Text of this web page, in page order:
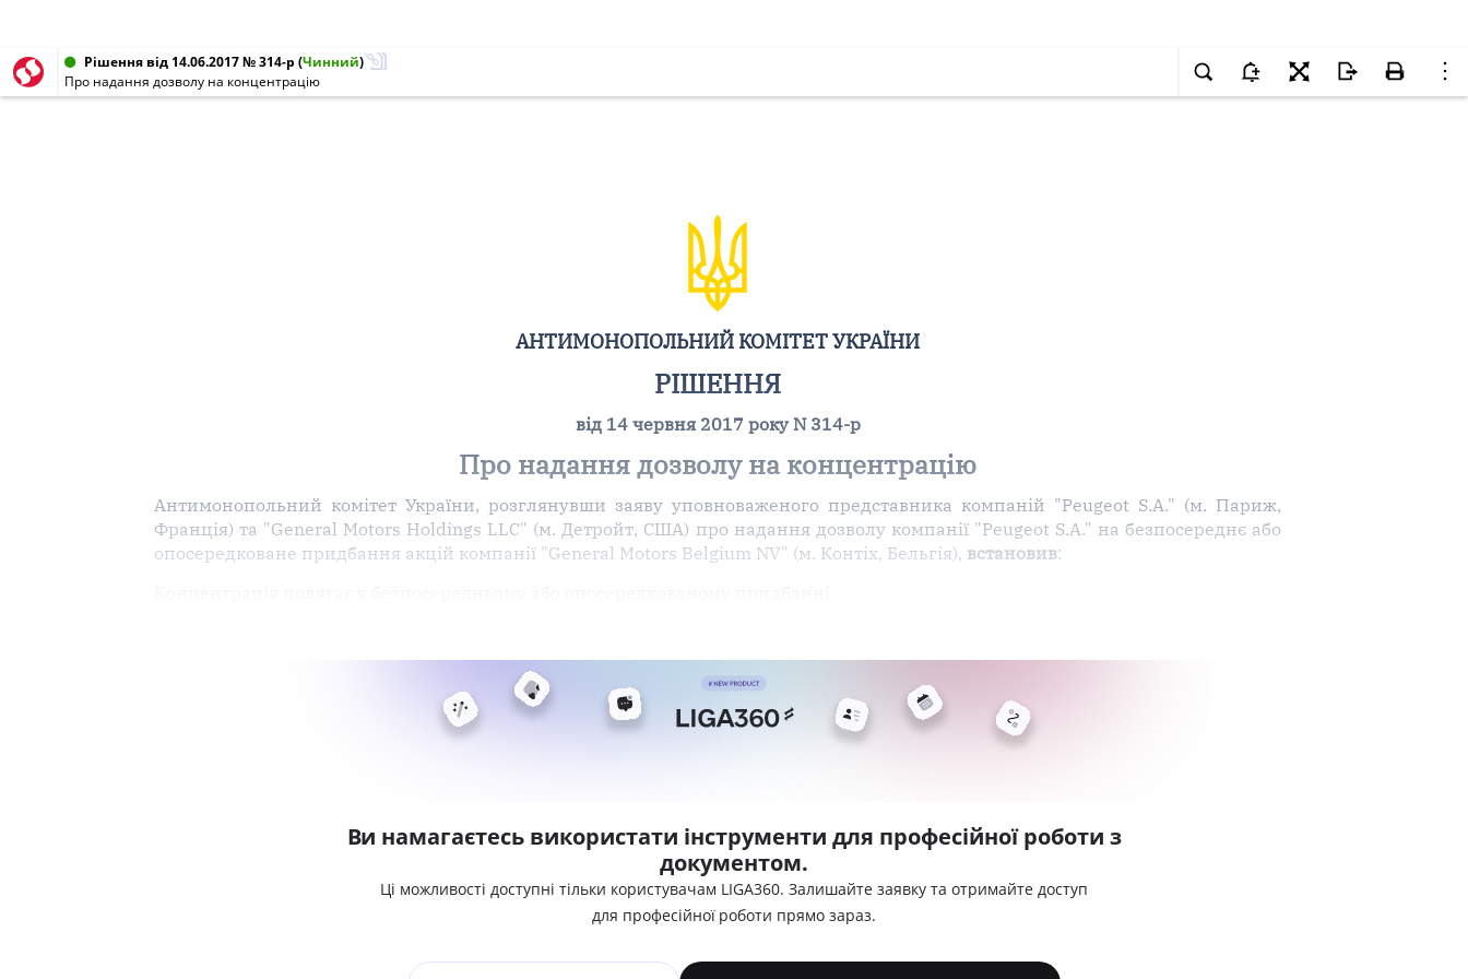
Рішення від 14.06.2017 № 314-р (Чинний)
Про надання дозволу на концентрацію
АНТИМОНОПОЛЬНИЙ КОМІТЕТ УКРАЇНИ
РІШЕННЯ
від 14 червня 2017 року N 314-р
Про надання дозволу на концентрацію
Антимонопольний комітет України, розглянувши заяву уповноваженого представника компаній "Peugeot S.A." (м. Париж,
Франція) та "General Motors Holdings LLC" (м. Детройт, США) про надання дозволу компанії "Peugeot S.A." на безпосереднє або
опосередковане придбання акцій компанії "General Motors Belgium NV" (м. Контіх, Бельгія), встановив:
Ви намагаєтесь використати інструменти для професійної роботи з
документом.
Ці можливості доступні тільки користувачам LIGA360. Залишайте заявку та отримайте доступ
для професійної роботи прямо зараз.